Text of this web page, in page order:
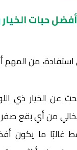
حبات
من المهم
عن الخيار ذي
من أي بقع
غالبًا ما يكون